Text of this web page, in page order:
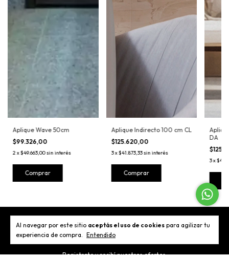
Al navegar por este sitio aceptás el uso de cookies para agilizar tu
experiencia de compra. Entendido
Aplique Wave 50cm
$99.326,00
2 x$49.663,00sin interés
Comprar
Aplique Indirecto 100 cm CL
$125.620,00
3x$41.873,33sin interés
Comprar
DA
3x
Newsletter
Registrate y recibí nuestras ofertas.